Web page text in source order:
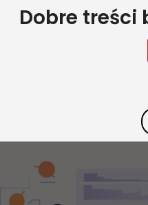
SkipDobre treści